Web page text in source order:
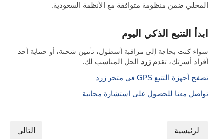
المحلي ضمن منظومة متوافقة مع الأنظمة السعودية.
ابدأ التتبع الذكي اليوم
سواء كنت بحاجة إلى مراقبة أسطول، تأمين شحنة، أو حماية أحد
أفراد أسرتك، تقدم زرد الحل المناسب لك.
تصفح أجهزة التتبع GPS في متجر زرد
تواصل معنا للحصول على استشارة مجانية
الرئيسية التالي